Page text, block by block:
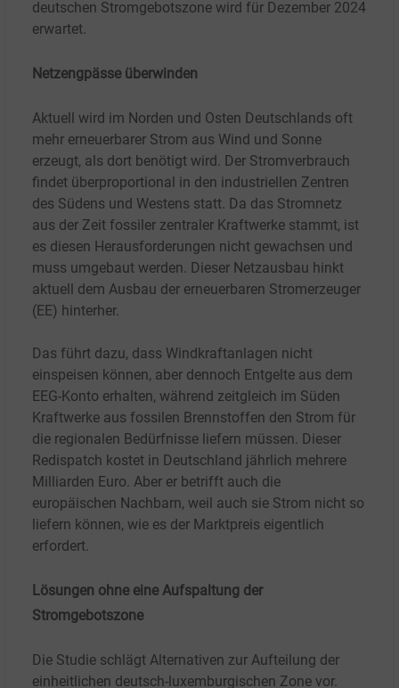
deutschen Stromgebotszone wird für Dezember 2024
erwartet.
Netzengpässe überwinden
Aktuell wird im Norden und Osten Deutschlands oft
mehr erneuerbarer Strom aus Wind und Sonne
erzeugt, als dort benötigt wird. Der Stromverbrauch
findet überproportional in den industriellen Zentren
des Südens und Westens statt. Da das Stromnetz
aus der Zeit fossiler zentraler Kraftwerke stammt, ist
es diesen Herausforderungen nicht gewachsen und
muss umgebaut werden. Dieser Netzausbau hinkt
aktuell dem Ausbau der erneuerbaren Stromerzeuger
(EE) hinterher.
Das führt dazu, dass Windkraftanlagen nicht
einspeisen können, aber dennoch Entgelte aus dem
EEG-Konto erhalten, während zeitgleich im Süden
Kraftwerke aus fossilen Brennstoffen den Strom für
die regionalen Bedürfnisse liefern müssen. Dieser
Redispatch kostet in Deutschland jährlich mehrere
Milliarden Euro. Aber er betrifft auch die
europäischen Nachbarn, weil auch sie Strom nicht so
liefern können, wie es der Marktpreis eigentlich
erfordert.
Lösungen ohne eine Aufspaltung der
Stromgebotszone
Die Studie schlägt Alternativen zur Aufteilung der
einheitlichen deutsch-luxemburgischen Zone vor.